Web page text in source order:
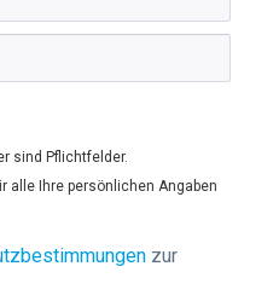
sind Pflichtfelder.
alle Ihre persönlichen Angaben
zur